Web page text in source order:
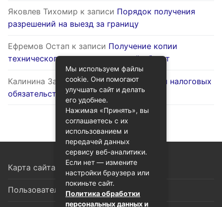
Яковлев Тихомир к записи Порядок получения
разрешений на выезд за границу
Ефремов Остап к записи Получение копии
технического паспорта на жилой объект
Калинина Залинак записиОптимизация налоговых
обязательств через госуслуги
Карта сайта
Пользовательское соглашение
Мы используем файлы
cookie. Они помогают
улучшать сайт и делать
его удобнее.
Нажимая «Принять», вы
соглашаетесь с их
использованием и
передачей данных
сервису веб-аналитики.
Если нет — измените
настройки браузера или
покиньте сайт.
Политика обработки
персональных данных и